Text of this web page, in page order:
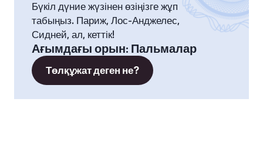
Бүкіл дүние жүзінен өзіңізге жұп
табыңыз. Париж, Лос-Анджелес,
Сидней, ал, кеттік!
Ағымдағы орын: Пальмалар
Төлқұжат деген не?